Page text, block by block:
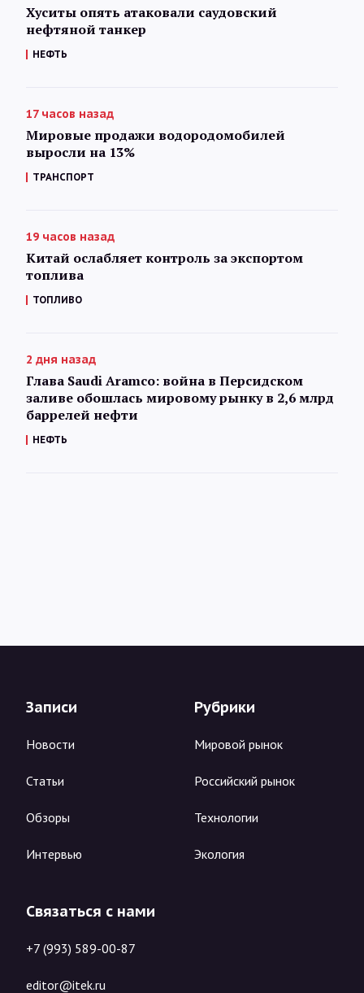
Хуситы опять атаковали саудовский
нефтяной танкер
НЕФТЬ
17 часов назад
Мировые продажи водородомобилей
выросли на 13%
ТРАНСПОРТ
19 часов назад
Китай ослабляет контроль за экспортом
топлива
ТОПЛИВО
2 дня назад
Глава Saudi Aramco: война в Персидском
заливе обошлась мировому рынку в 2,6 млрд
баррелей нефти
НЕФТЬ
Записи
Новости
Статьи
Обзоры
Интервью
Рубрики
Мировой рынок
Российский рынок
Технологии
Экология
Связаться с нами
+7 (993) 589-00-87
editor@itek.ru